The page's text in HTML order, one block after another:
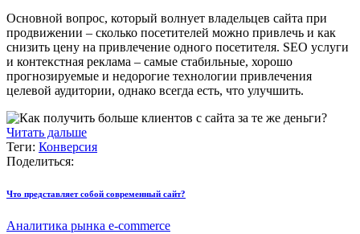
Основной вопрос, который волнует владельцев сайта при
продвижении – сколько посетителей можно привлечь и как
снизить цену на привлечение одного посетителя. SEO услуги
и контекстная реклама – самые стабильные, хорошо
прогнозируемые и недорогие технологии привлечения
целевой аудитории, однако всегда есть, что улучшить.
Читать дальше
Теги: Конверсия
Поделиться:
Что представляет собой современный сайт?
Аналитика рынка e-commerce